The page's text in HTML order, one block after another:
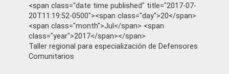
<span class="date time published" title="2017-07-
20T11:19:52-0500"><span class="day">20</span>
<span class="month">Jul</span> <span
class="year">2017</span></span>
Taller regional para especialización de Defensores
Comunitarios